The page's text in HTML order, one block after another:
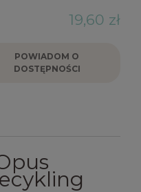
19,60 zł
POWIADOM O
DOSTĘPNOŚCI